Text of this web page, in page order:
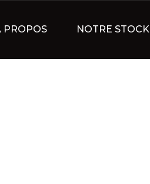
PROPOS NOTRE STOCK